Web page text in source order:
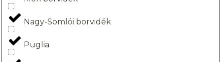
Nagy-Somlói borvidék
Puglia